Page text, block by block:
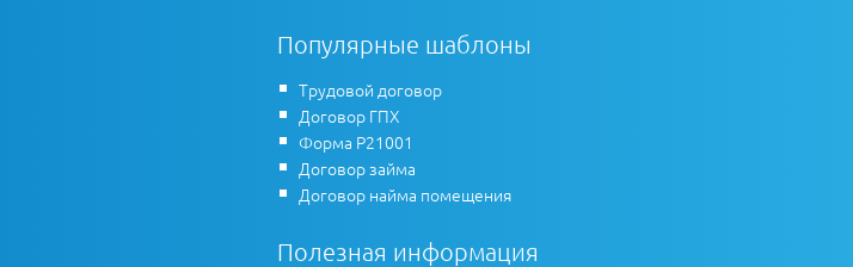
Популярные шаблоны
Трудовой договор
Договор ГПХ
Форма Р21001
Договор займа
Договор найма помещения
Полезная информация